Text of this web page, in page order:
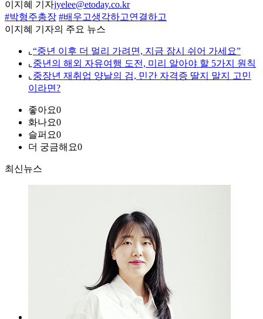
이지혜 기자jyelee@etoday.co.kr
#박형주총장 #배우고생각하고연결하고
이지혜 기자의 주요 뉴스
⌞ “중년 이후 더 멀리 가려면, 지금 잠시 쉬어 가세요”
⌞ 중년의 해외 자유여행 도전, 미리 알아야 할 5가지 원칙
⌞ 중장년 재취업 양날의 검, 민간 자격증 딸지 말지 고민
이라면?
좋아요0
화나요0
슬퍼요0
더 궁금해요0
최신뉴스